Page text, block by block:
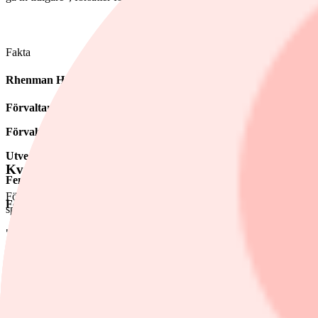
Fakta
Rhenman Healthcare Equity L/S
Förvaltare:
Förvaltat kapital:
Utveckling:
Fem största innehaven
Förvaltningsavgift:
Kvalitetstecken
Förvaltarens råd till privata investerare är att "ha en mycket
specifik studie och försäljningsmässigt. Rhenman-förvaltaren ser det
"Vi tenderar att undvika de allra tidigaste faserna. Vi vill helst se